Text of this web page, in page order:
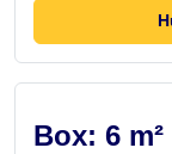
Box: 6 m²